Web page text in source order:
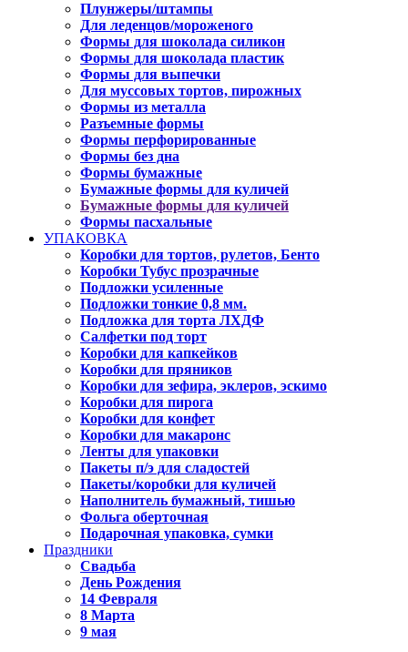
Плунжеры/штампы
Для леденцов/мороженого
Формы для шоколада силикон
Формы для шоколада пластик
Формы для выпечки
Для муссовых тортов, пирожных
Формы из металла
Разъемные формы
Формы перфорированные
Формы без дна
Формы бумажные
Бумажные формы для куличей
Бумажные формы для куличей
Формы пасхальные
УПАКОВКА
Коробки для тортов, рулетов, Бенто
Коробки Тубус прозрачные
Подложки усиленные
Подложки тонкие 0,8 мм.
Подложка для торта ЛХДФ
Салфетки под торт
Коробки для капкейков
Коробки для пряников
Коробки для зефира, эклеров, эскимо
Коробки для пирога
Коробки для конфет
Коробки для макаронс
Ленты для упаковки
Пакеты п/э для сладостей
Пакеты/коробки для куличей
Наполнитель бумажный, тишью
Фольга оберточная
Подарочная упаковка, сумки
Праздники
Свадьба
День Рождения
14 Февраля
8 Марта
9 мая